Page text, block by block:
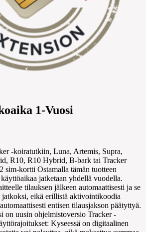
1-Vuosi
-koiratutkiin, Luna, Artemis, Supra,
R10, R10 Hybrid, B-bark tai Tracker
sim-kortti Ostamalla tämän tuotteen
jatketaan yhdellä vuodella.
tilauksen jälkeen automaattisesti ja se
jatkoksi, eikä erillistä aktivointikoodia
entisen tilausjakson päätyttyä.
on uusin ohjelmistoversio Tracker -
Kyseessä on digitaalinen